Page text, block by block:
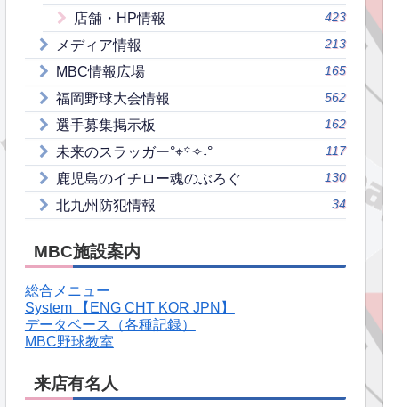
店舗・HP情報 423
メディア情報 213
MBC情報広場 165
福岡野球大会情報 562
選手募集掲示板 162
未来のスラッガー°⌖꙳✧˖° 117
鹿児島のイチロー魂のぶろぐ 130
北九州防犯情報 34
MBC施設案内
総合メニュー
System 【ENG CHT KOR JPN】
データベース（各種記録）
MBC野球教室
来店有名人